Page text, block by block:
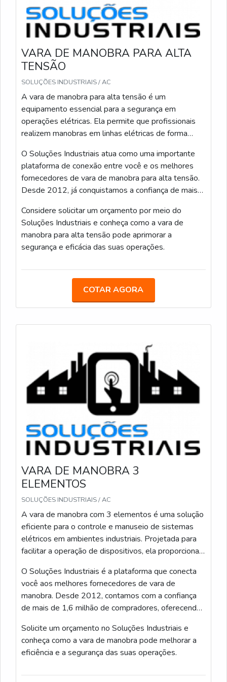
QUAL É O PESO APROXIMADO E A CAPACIDADE
DE CARGA DE UMA VARA TELESCÓPICA DE 12
METROS E ISSO INFLUENCIA NO TRANSPORTE?
O peso varia conforme o material e o número de
seções, mas eu costumo ver varas de 12 metros
pesando entre 6 e 12 kg quando projetadas para
facilitar o manuseio. A capacidade de carga não é
grande — a função principal é manobra e isolamento,
não suportar cargas pesadas — então é importante
verificar as especificações do fabricante sobre limites
de esforço e torque.
Esse peso influencia no transporte e no trabalho em
altura: eu prefiro modelos mais leves para reduzir
fadiga, mas sem comprometer resistência e
isolamento. Para transporte, uso suportes e capas
deslocamento em veículo.
VARA DE MANOBRA PARA ALTA
TENSÃO
SOLUÇÕES INDUSTRIAIS / AC
A vara de manobra para alta tensão é um
equipamento essencial para a segurança em
operações elétricas. Ela permite que profissionais
realizem manobras em linhas elétricas de forma
e garantindo a energia com eficiência.
O Soluções Industriais atua como uma importante
plataforma de conexão entre você e os melhores
fornecedores de vara de manobra para alta tensão.
Desde 2012, já conquistamos a confiança de mais
experiência e credibilidade no mercado.
Considere solicitar um orçamento por meio do
Soluções Industriais e conheça como a vara de
manobra para alta tensão pode aprimorar a
segurança e eficácia das suas operações.
COTAR AGORA
VARA DE MANOBRA 3
ELEMENTOS
SOLUÇÕES INDUSTRIAIS / AC
A vara de manobra com 3 elementos é uma solução
eficiente para o controle e manuseio de sistemas
elétricos em ambientes industriais. Projetada para
facilitar a operação de dispositivos, ela proporciona
desempenho e a manutenção de instalações
elétricas.
O Soluções Industriais é a plataforma que conecta
você aos melhores fornecedores de vara de
manobra. Desde 2012, contamos com a confiança
de mais de 1,6 milhão de compradores, oferecendo
produtos industriais de qualidade.
Solicite um orçamento no Soluções Industriais e
conheça como a vara de manobra pode melhorar a
eficiência e a segurança das suas operações.